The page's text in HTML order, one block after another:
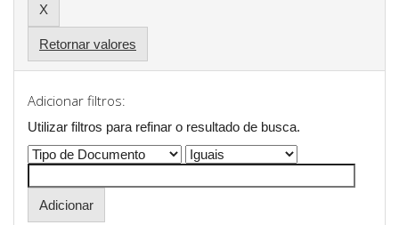
Retornar valores
Adicionar filtros:
Utilizar filtros para refinar o resultado de busca.